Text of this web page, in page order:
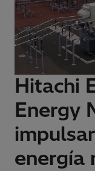
Hitachi
Energy
energía